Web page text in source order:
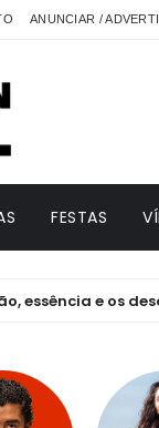
ANUNCIAR /
FESTAS
e os